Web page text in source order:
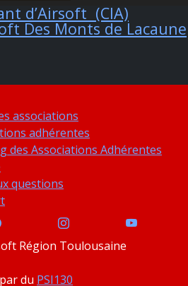
d’Airsoft (CIA)
Des Monts de Lacaune
associations
adhérentes
des Associations Adhérentes
questions
Région Toulousaine
du PSI130